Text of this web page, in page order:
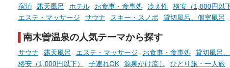
ね。
宿泊 露天風呂 ホテル お食事・食事処 冷え性 格安（1,000円以下
エステ・マッサージ
サウナ スキー・スノボ 貸切風呂、個室風呂
南木曽温泉の人気テーマから探す
サウナ 露天風呂 エステ・マッサージ お食事・食事処 貸切風呂
格安（1,000円以下）
子連れOK 源泉かけ流し ひとり旅・一人旅